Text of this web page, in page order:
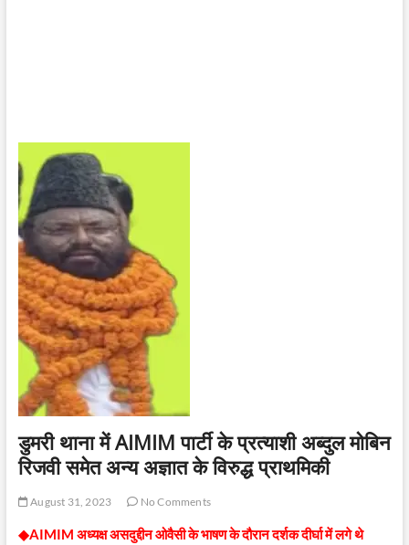
डुमरी थाना में AIMIM पार्टी के प्रत्याशी अब्दुल मोबिन
रिजवी समेत अन्य अज्ञात के विरुद्ध प्राथमिकी
August 31, 2023 No Comments
◆AIMIM अध्यक्ष असदुद्दीन ओवैसी के भाषण के दौरान दर्शक दीर्घा में लगे थे